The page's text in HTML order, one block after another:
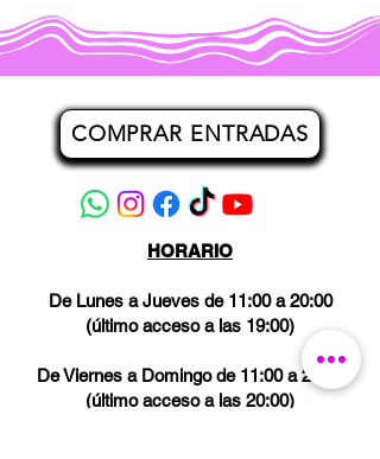
COMPRAR ENTRADAS
HORARIO
De Lunes a Jueves de 11:00 a 20:00
(último acceso a las 19:00)
De Viernes a Domingo de 11:00 a 21:00
(último acceso a las 20:00)